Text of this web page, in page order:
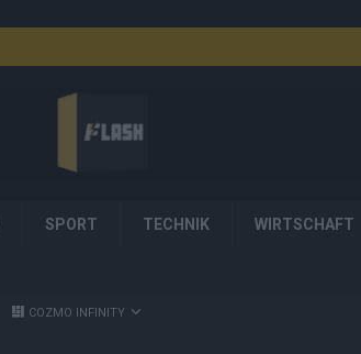
SPORT TECHNIK WIRTSCHAFT
COZMO INFINITY